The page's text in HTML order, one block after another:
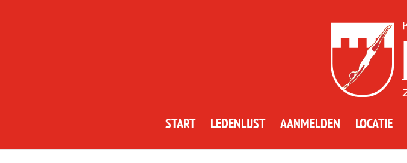
START LEDENLIJST AANMELDEN LOCATIE